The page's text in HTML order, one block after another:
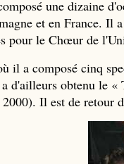
une dizaine
et en France. Il
pour le Chœur de
composé cinq
d'ailleurs obtenu le «
Il est de retour